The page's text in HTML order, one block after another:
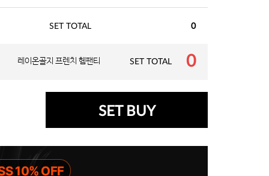
SET TOTAL 0
레이온골지 프렌치 헴팬티 SET TOTAL 0
SET BUY